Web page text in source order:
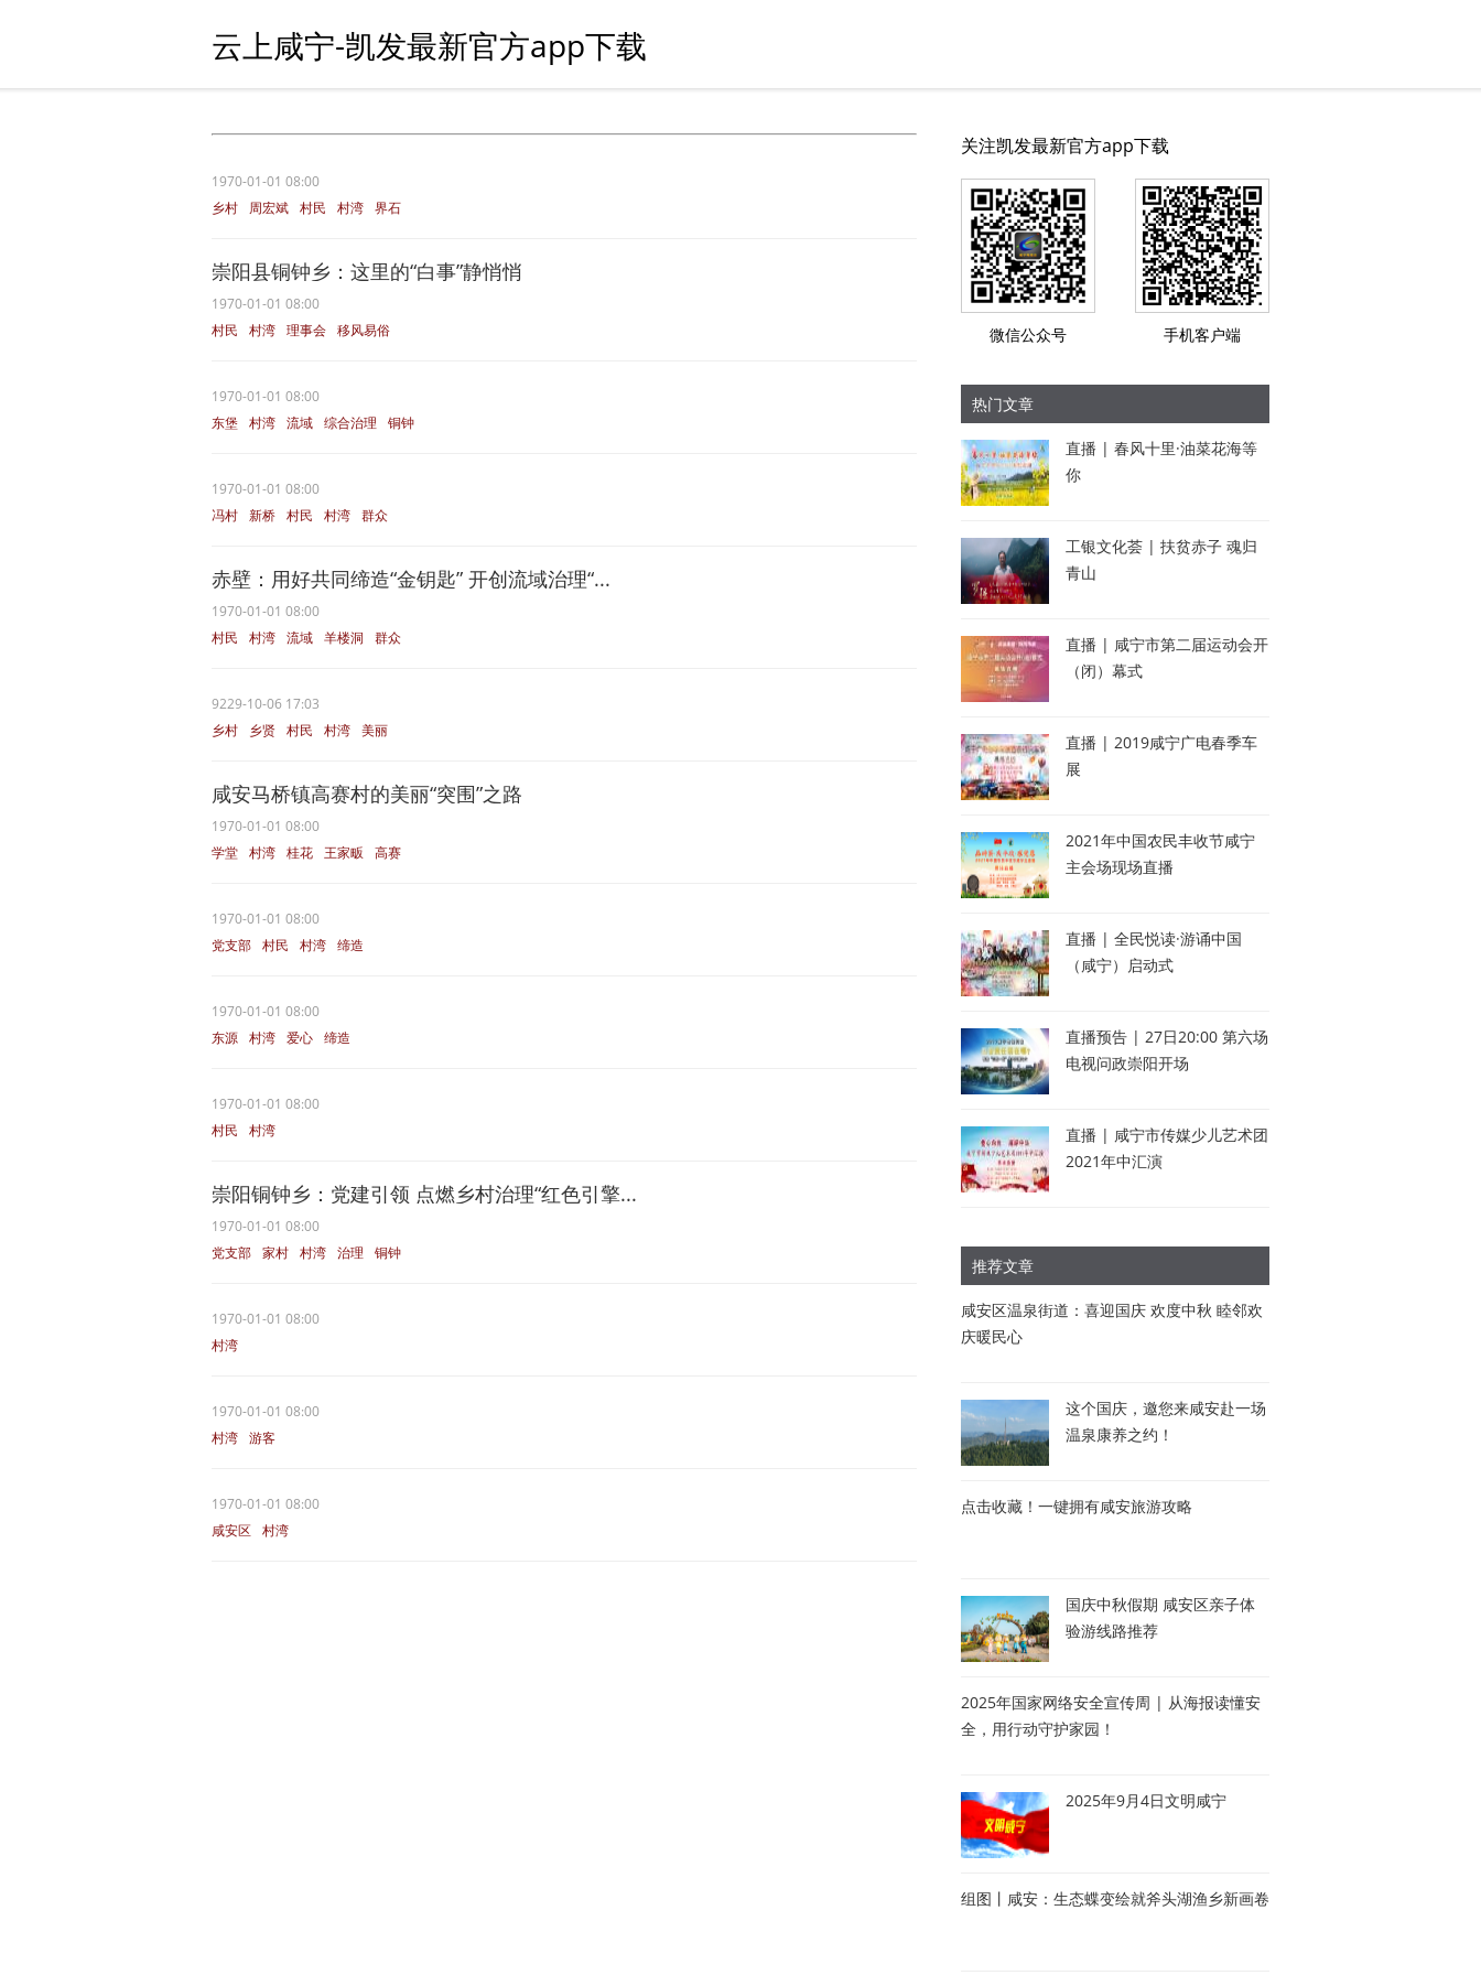
云上咸宁-凯发最新官方app下载
1970-01-01 08:00
乡村
周宏斌 村民 村湾 界石
崇阳县铜钟乡：这里的“白事”静悄悄
1970-01-01 08:00
村民
村湾 理事会 移风易俗
1970-01-01 08:00
东堡 村湾 流域 综合治理 铜钟
1970-01-01 08:00
冯村 新桥 村民 村湾 群众
赤壁：用好共同缔造“金钥匙” 开创流域治理“...
1970-01-01 08:00
村民
村湾 流域 羊楼洞 群众
9229-10-06 17:03
乡村
乡贤 村民 村湾 美丽
咸安马桥镇高赛村的美丽“突围”之路
1970-01-01 08:00
学堂 村湾 桂花 王家畈 高赛
1970-01-01 08:00
党支部 村民 村湾 缔造
1970-01-01 08:00
东源 村湾 爱心 缔造
1970-01-01 08:00
村民
村湾
崇阳铜钟乡：党建引领 点燃乡村治理“红色引擎...
1970-01-01 08:00
党支部 家村 村湾 治理 铜钟
1970-01-01 08:00
村湾
1970-01-01 08:00
村湾 游客
1970-01-01 08:00
咸安区 村湾
关注凯发最新官方app下载
微信公众号 手机客户端
热门文章
直播 | 春风十里·油菜花海等
你
工银文化荟 | 扶贫赤子 魂归
青山
直播 | 咸宁市第二届运动会开
（闭）幕式
直播 | 2019咸宁广电春季车
展
2021年中国农民丰收节咸宁
主会场现场直播
直播 | 全民悦读·游诵中国
（咸宁）启动式
直播预告 | 27日20:00 第六场
电视问政崇阳开场
直播 | 咸宁市传媒少儿艺术团
2021年中汇演
推荐文章
咸安区温泉街道：喜迎国庆 欢度中秋 睦邻欢
庆暖民心
这个国庆，邀您来咸安赴一场
温泉康养之约！
点击收藏！一键拥有咸安旅游攻略
国庆中秋假期 咸安区亲子体
验游线路推荐
2025年国家网络安全宣传周 | 从海报读懂安
全，用行动守护家园！
2025年9月4日文明咸宁
组图丨咸安：生态蝶变绘就斧头湖渔乡新画卷